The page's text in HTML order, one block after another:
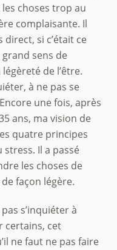
choses trop au
complaisante. Il
si c’était ce
grand sens de
de l’être.
à ne pas se
une fois, après
ans, ma vision de
quatre principes
Il a passé
les choses de
façon légère.
s’inquiéter à
certains, cet
ne faut ne pas faire